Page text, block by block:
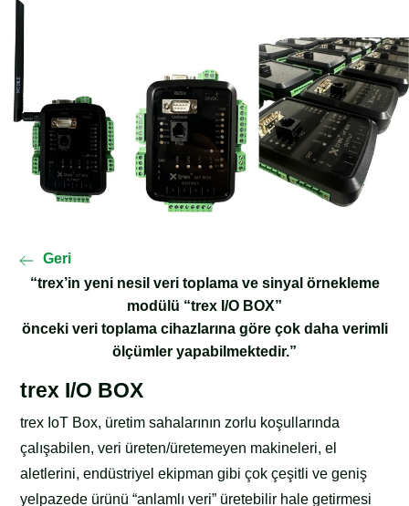
Geri
“trex’in yeni nesil veri toplama ve sinyal örnekleme
modülü “trex I/O BOX”
önceki veri toplama cihazlarına göre çok daha verimli
ölçümler yapabilmektedir.”
trex I/O BOX
trex IoT Box, üretim sahalarının zorlu koşullarında
çalışabilen, veri üreten/üretemeyen makineleri, el
aletlerini, endüstriyel ekipman gibi çok çeşitli ve geniş
yelpazede ürünü “anlamlı veri” üretebilir hale getirmesi